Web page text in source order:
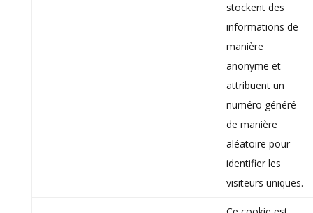
stockent des
informations de
manière
anonyme et
attribuent un
numéro généré
de manière
aléatoire pour
identifier les
visiteurs uniques.